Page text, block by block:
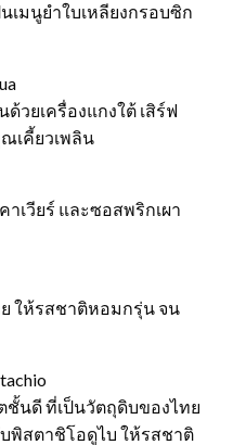
นเมนูยำใบเหลียงกรอบซิก
วยเครื่องแกงใต้ เสิร์ฟ
เคี้ยวเพลิน
เวียร์ และซอสพริกเผา
ให้รสชาติหอมกรุ่น จน
นดี ที่เป็นวัตถุดิบของไทย
พิสตาชิโอดูไบ ให้รสชาติ